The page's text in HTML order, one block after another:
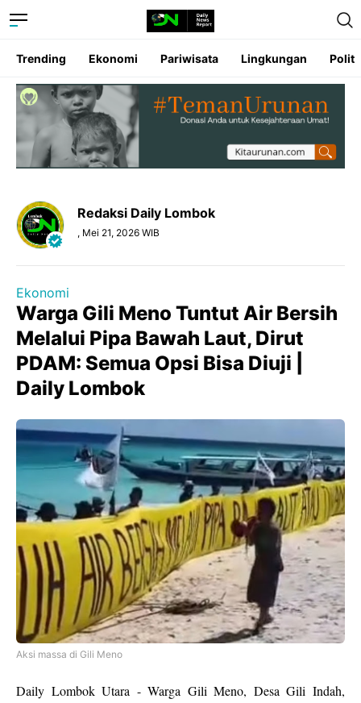
Trending Ekonomi Pariwisata Lingkungan
Redaksi Daily Lombok
, Mei 21, 2026 WIB
Ekonomi
Warga Gili Meno Tuntut Air Bersih
Melalui Pipa Bawah Laut, Dirut
PDAM: Semua Opsi Bisa Diuji |
Daily Lombok
Aksi massa di Gili Meno
Daily Lombok Utara - Warga Gili Meno, Desa Gili Indah,